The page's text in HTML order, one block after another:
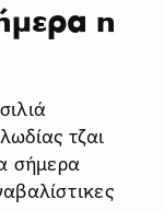
η
τζαι
σήμερα